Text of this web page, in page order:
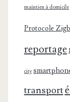
maintien à domicile
Protocole
reportage
city
transport